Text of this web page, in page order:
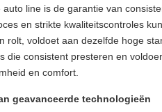
line is de garantie van
en strikte kwaliteitscontroles
rolt, voldoet aan dezelfde hoge
die consistent presteren en
en comfort.
geavanceerde technologieën